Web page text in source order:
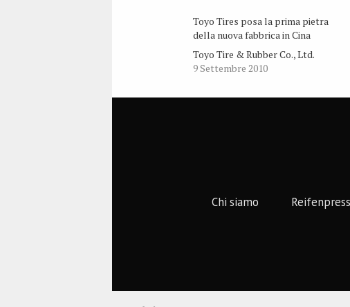
Toyo Tires posa la prima pietra
della nuova fabbrica in Cina
Toyo Tire & Rubber Co., Ltd.
9 Settembre 2010
Chi siamo